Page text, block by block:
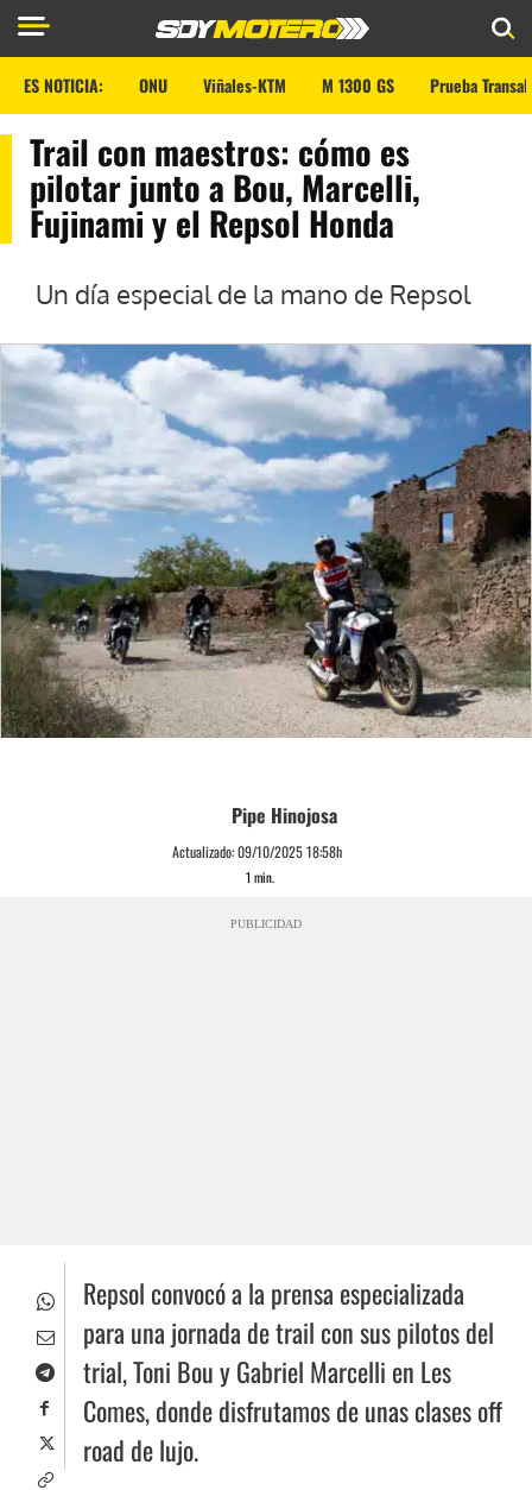
ES NOTICIA: ONU Viñales-KTM M 1300 GS Prueba
Trail con maestros: cómo es
pilotar junto a Bou, Marcelli,
Fujinami y el Repsol Honda
Un día especial de la mano de Repsol
Pipe Hinojosa
Actualizado:09/10/2025 18:58h
1 min.
PUBLICIDAD
Repsol convocó a la prensa especializada
para una jornada de trail con sus pilotos del
trial, Toni Bou y Gabriel Marcelli en Les
Comes, donde disfrutamos de unas clases off
road de lujo.